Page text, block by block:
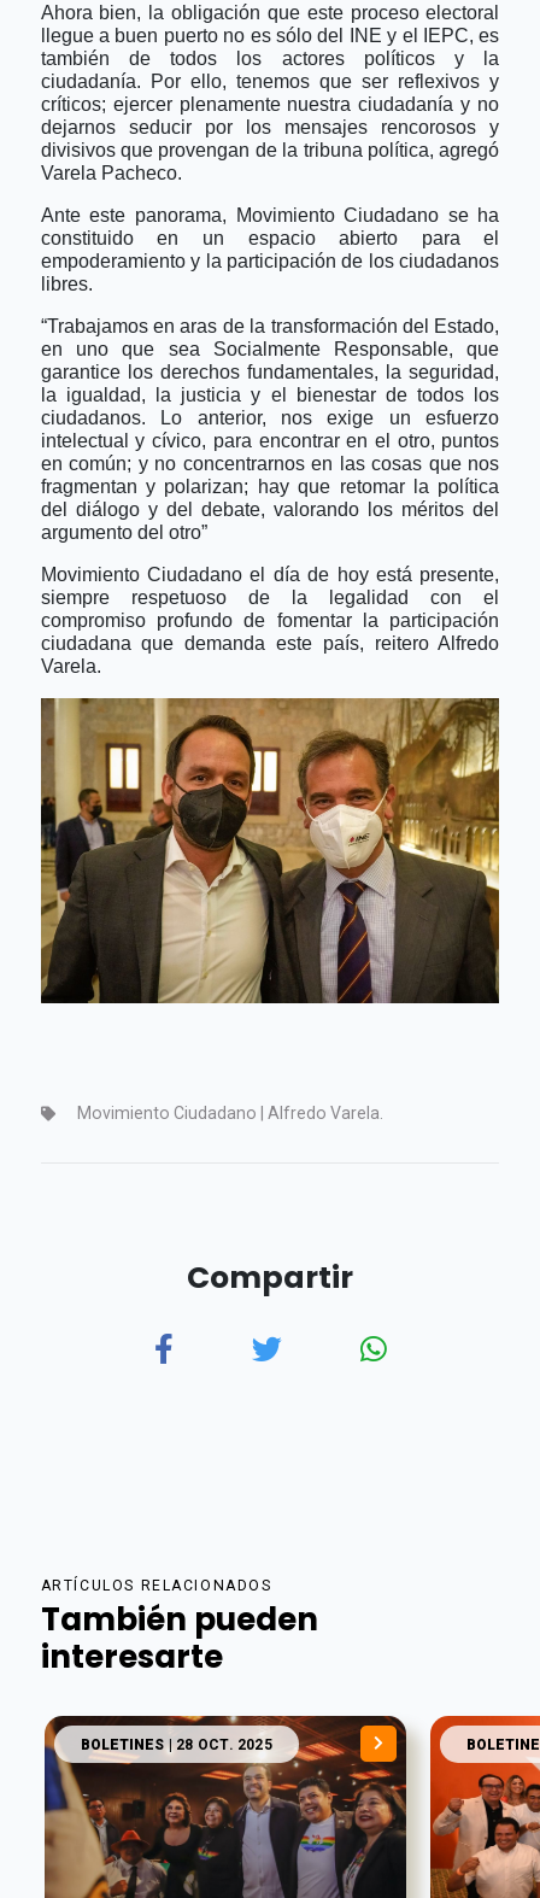
Ahora bien, la obligación que este proceso electoral
llegue a buen puerto no es sólo del INE y el IEPC, es
también de todos los actores políticos y la
ciudadanía. Por ello, tenemos que ser reflexivos y
críticos; ejercer plenamente nuestra ciudadanía y no
dejarnos seducir por los mensajes rencorosos y
divisivos que provengan de la tribuna política, agregó
Varela Pacheco.
Ante este panorama, Movimiento Ciudadano se ha
constituido en un espacio abierto para el
empoderamiento y la participación de los ciudadanos
libres.
“Trabajamos en aras de la transformación del Estado,
en uno que sea Socialmente Responsable, que
garantice los derechos fundamentales, la seguridad,
la igualdad, la justicia y el bienestar de todos los
ciudadanos. Lo anterior, nos exige un esfuerzo
intelectual y cívico, para encontrar en el otro, puntos
en común; y no concentrarnos en las cosas que nos
fragmentan y polarizan; hay que retomar la política
del diálogo y del debate, valorando los méritos del
argumento del otro”
Movimiento Ciudadano el día de hoy está presente,
siempre respetuoso de la legalidad con el
compromiso profundo de fomentar la participación
ciudadana que demanda este país, reitero Alfredo
Varela.
Movimiento Ciudadano | Alfredo Varela.
Compartir
ARTÍCULOS RELACIONADOS
También pueden
interesarte
BOLETINES | 28 OCT. 2025